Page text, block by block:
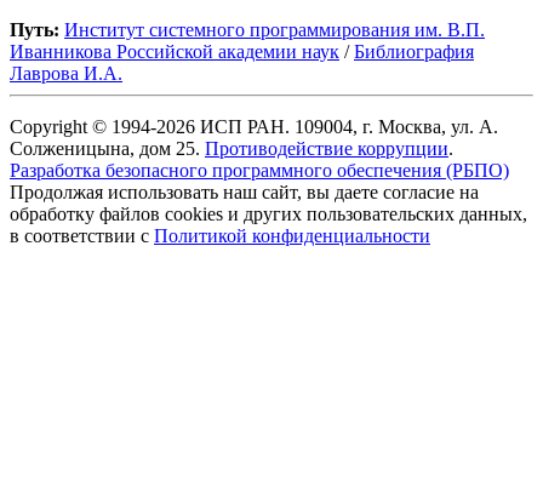
Путь: Институт системного программирования им. В.П.
Иванникова Роcсийской академии наук /Библиография
Лаврова И.А.
Copyright © 1994-2026 ИСП РАН. 109004, г. Москва, ул. А.
Солженицына, дом 25. Противодействие коррупции.
Разработка безопасного программного обеспечения (РБПО)
Продолжая использовать наш сайт, вы даете согласие на
обработку файлов cookies и других пользовательских данных,
в соответствии с Политикой конфиденциальности